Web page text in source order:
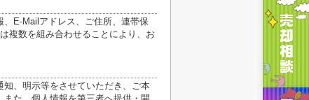
E-Mailアドレス、ご住所、連帯保
複数を組み合わせることにより、お
、明示等をさせていただき、ご本